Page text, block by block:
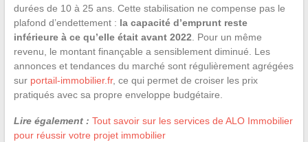
durées de 10 à 25 ans. Cette stabilisation ne compense pas le
plafond d’endettement : la capacité d’emprunt reste
inférieure à ce qu’elle était avant 2022 . Pour un même
revenu, le montant finançable a sensiblement diminué. Les
annonces et tendances du marché sont régulièrement agrégées
sur portail-immobilier.fr, ce qui permet de croiser les prix
pratiqués avec sa propre enveloppe budgétaire.
Lire également : Tout savoir sur les services de ALO Immobilier
pour réussir votre projet immobilier